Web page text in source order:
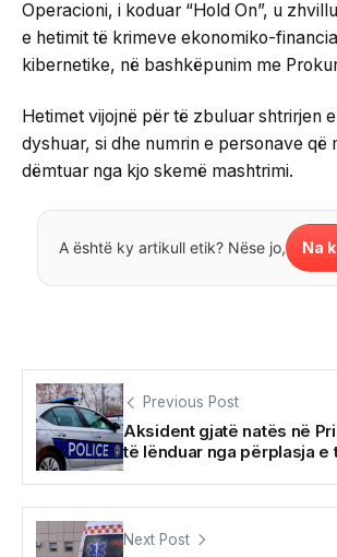
Operacioni, i koduar “Hold On”, u
e hetimit të krimeve ekonomiko-
kibernetike, në bashkëpunim me
Hetimet vijojnë për të zbuluar shtrirjen
dyshuar, si dhe numrin e personave që
dëmtuar nga kjo skemë mashtrimi.
A është ky artikull etik? Nëse jo, Na
Previous Post
Aksident gjatë natës në
të lënduar nga përplasja e
Next Post